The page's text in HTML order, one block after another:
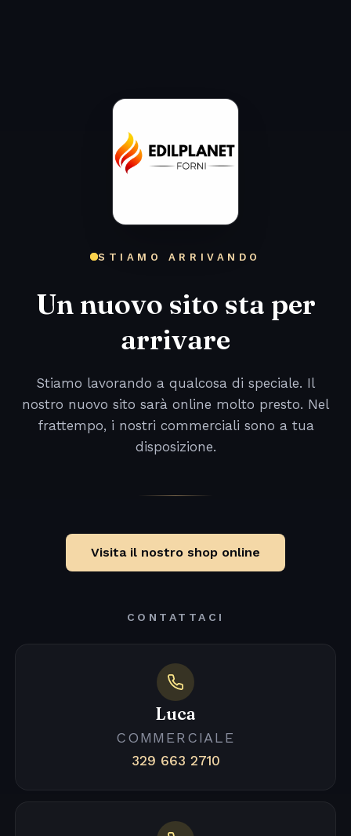
STIAMO ARRIVANDO
Un nuovo sito sta per
arrivare
Stiamo lavorando a qualcosa di speciale. Il
nostro nuovo sito sarà online molto presto. Nel
frattempo, i nostri commerciali sono a tua
disposizione.
Visita il nostro shop online
CONTATTACI
Luca
COMMERCIALE
329 663 2710